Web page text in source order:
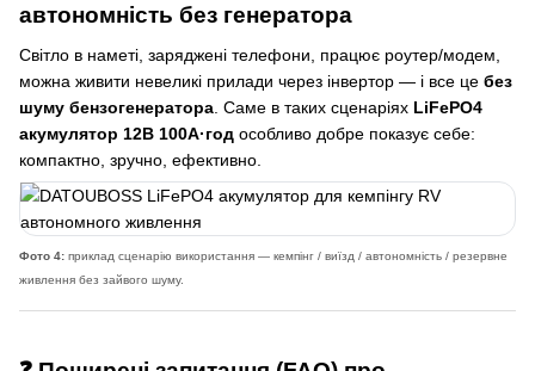
автономність без генератора
Світло в наметі, заряджені телефони, працює роутер/модем,
можна живити невеликі прилади через інвертор — і все це без
шуму бензогенератора . Саме в таких сценаріях LiFePO4
акумулятор 12В 100А·год особливо добре показує себе:
компактно, зручно, ефективно.
Фото 4: приклад сценарію використання — кемпінг / виїзд / автономність / резервне
живлення без зайвого шуму.